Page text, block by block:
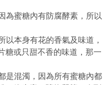
為蜜糖內有防腐酵素，所以
以本身有花的香氣及味道，
糖或只甜不香的味道，那一
是混濁，因為所有蜜糖內都